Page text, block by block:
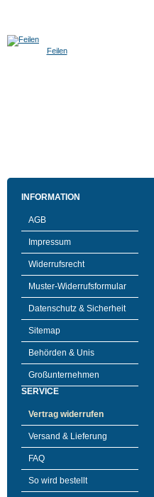
Feilen
INFORMATION
AGB
Impressum
Widerrufsrecht
Muster-Widerrufsformular
Datenschutz & Sicherheit
Sitemap
Behörden & Unis
Großunternehmen
SERVICE
Vertrag widerrufen
Versand & Lieferung
FAQ
So wird bestellt